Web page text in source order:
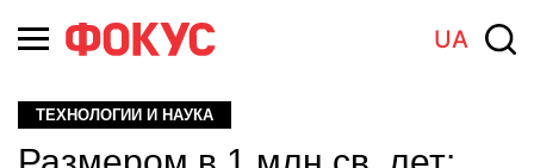
UA
ТЕХНОЛОГИИ И НАУКА